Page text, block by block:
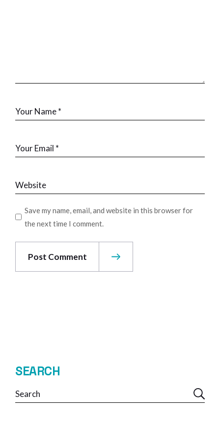
Save my name, email, and website in this browser for
the next time I comment.
Post Comment
SEARCH